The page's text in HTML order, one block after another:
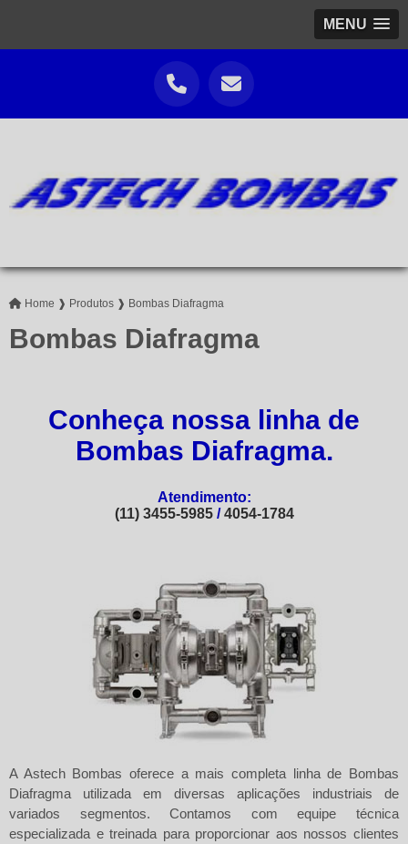
MENU
Home ❱ Produtos ❱ Bombas Diafragma
Bombas Diafragma
Conheça nossa linha de
Bombas Diafragma.
Atendimento:
(11) 3455-5985/4054-1784
A Astech Bombas oferece a mais completa linha de Bombas
Diafragma utilizada em diversas aplicações industriais de
variados segmentos. Contamos com equipe técnica
especializada e treinada para proporcionar aos nossos clientes